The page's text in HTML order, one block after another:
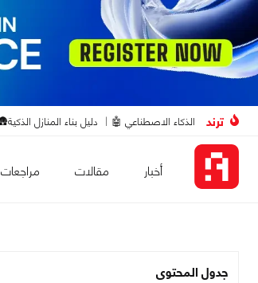
ترند الذكاء الاصطناعي 🤖 دليل بناء المنازل الذكية🛖
أخبار مقالات مراجعات
جدول المحتوى